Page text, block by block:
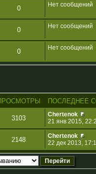
0 Нет сообщений
0 Нет сообщений
0 Нет сообщений
ПОСЛЕДНЕЕ
3103
Chertenok
21 янв 2015,
2148
Chertenok
22 дек 2013,